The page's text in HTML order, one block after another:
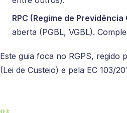
RPC (Regime de
aberta (PGBL, VGBL).
Este guia foca no RGPS, regido
(Lei de Custeio) e pela EC 103/